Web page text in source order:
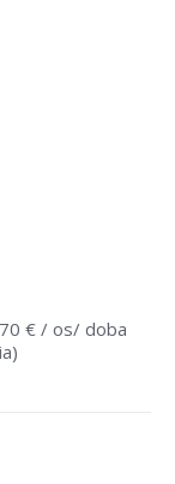
€ / os/ doba